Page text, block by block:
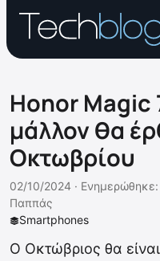
Honor Magic
μάλλον θα
Οκτωβρίου
Smartphones
02/10/2024 ·
Παππάς
Ο Οκτώβριος θα